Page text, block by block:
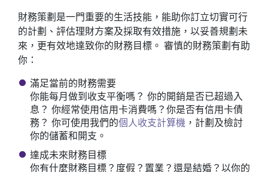
財務策劃是一門重要的生活技能，能助你訂立切實可行
的計劃、評估理財方案及採取有效措施，以妥善規劃未
來，更有效地達致你的財務目標。 審慎的財務策劃有助
你：
滿足當前的財務需要
你能每月做到收支平衡嗎？ 你的開銷是否已超過入
息？ 你經常使用信用卡消費嗎？你是否有信用卡債
務？ 你可使用我們的個人收支計算機 ，計劃及檢討
你的儲蓄和開支。
達成未來財務目標
你有什麼財務目標？度假？置業？還是結婚？以你的